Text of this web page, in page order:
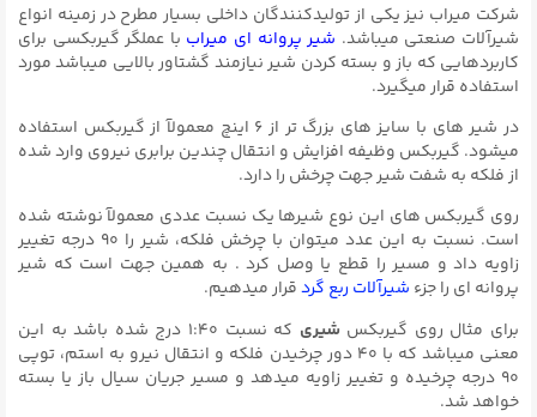
شرکت میراب نیز یکی از تولیدکنندگان داخلی بسیار مطرح در زمینه انواع
شیرآلات صنعتی میباشد. شیر پروانه ای میراب با عملگر گیربکسی برای
کاربردهایی که باز و بسته کردن شیر نیازمند گشتاور بالایی میباشد مورد
استفاده قرار میگیرد.
در شیر های با سایز های بزرگ تر از ۶ اینچ معمولآ از گیربکس استفاده
میشود. گیربکس وظیفه افزایش و انتقال چندین برابری نیروی وارد شده
از فلکه به شفت شیر جهت چرخش را دارد.
روی گیربکس های این نوع شیرها یک نسبت عددی معمولآ نوشته شده
است. نسبت به این عدد میتوان با چرخش فلکه، شیر را ۹۰ درجه تغییر
زاویه داد و مسیر را قطع یا وصل کرد . به همین جهت است که شیر
پروانه ای را جزء شیرآلات ربع گردقرار میدهیم.
برای مثال روی گیربکس شیری
که نسبت ۱:۴۰ درج شده باشد به این
معنی میباشد که با ۴۰ دور چرخیدن فلکه و انتقال نیرو به استم، توپی
۹۰ درجه چرخیده و تغییر زاویه میدهد و مسیر جریان سیال باز یا بسته
خواهد شد.